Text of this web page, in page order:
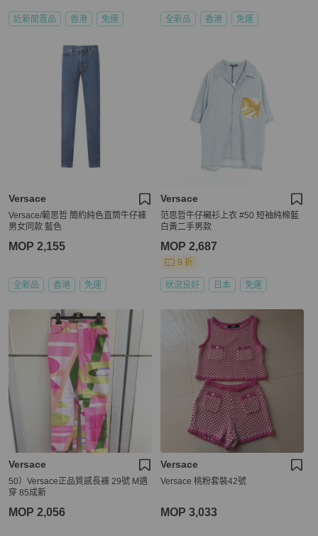
近新閒置品 香港 免運 全新品 香港 免運
Versace
Versace/範思哲 簡約純色直筒牛仔褲
男女同款 藍色
MOP 2,155
全新品 香港 免運
Versace
范思哲牛仔襯衫上衣 #50 短袖純棉藍
白黃二手男款
MOP 2,687
9 折
狀況良好 日本 免運
Versace
50）Versace正品質感長褲 29號 M適
穿 85成新
MOP 2,056
Versace
Versace 桃粉套裝42號
MOP 3,033